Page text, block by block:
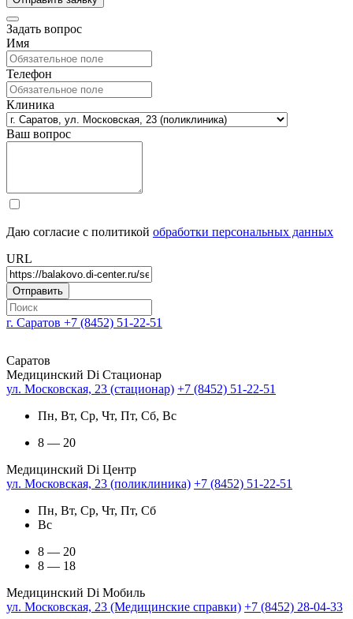
Задать вопрос
Имя
Телефон
Клиника
Ваш вопрос
Даю согласие с политикой обработки персональных данных
URL
г. Саратов +7 (8452) 51-22-51
Саратов
Медицинский Di Стационар
ул. Московская, 23 (стационар) +7 (8452) 51-22-51
Пн, Вт, Ср, Чт, Пт, Сб, Вс
8 — 20
Медицинский Di Центр
ул. Московская, 23 (поликлиника) +7 (8452) 51-22-51
Пн, Вт, Ср, Чт, Пт, Сб
Вс
8 — 20
8 — 18
Медицинский Di Мобиль
ул. Московская, 23 (Медицинские справки) +7 (8452) 28-04-33